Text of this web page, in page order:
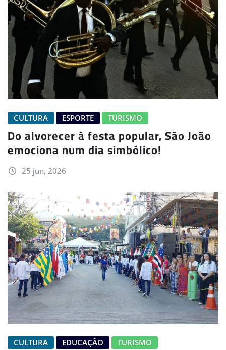
CULTURA ESPORTE TURISMO
Do alvorecer à festa popular, São João
emociona num dia simbólico!
25 jun, 2026
CULTURA EDUCAÇÃO TURISMO